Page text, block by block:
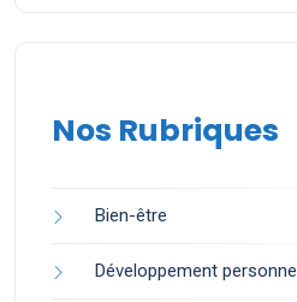
Nos Rubriques
Bien-être
Développement personnel